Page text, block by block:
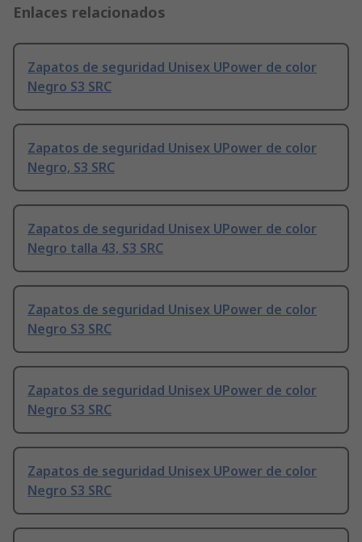
Enlaces relacionados
Zapatos de seguridad Unisex UPower de color
Negro S3 SRC
Zapatos de seguridad Unisex UPower de color
Negro, S3 SRC
Zapatos de seguridad Unisex UPower de color
Negro talla 43, S3 SRC
Zapatos de seguridad Unisex UPower de color
Negro S3 SRC
Zapatos de seguridad Unisex UPower de color
Negro S3 SRC
Zapatos de seguridad Unisex UPower de color
Negro S3 SRC